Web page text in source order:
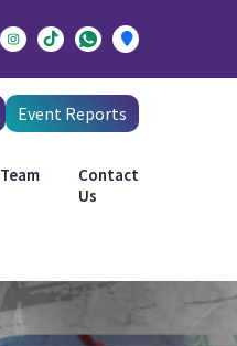
Event Reports
Team
Contact
Us